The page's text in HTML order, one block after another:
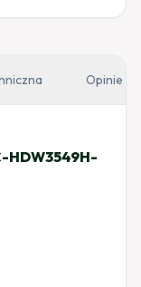
Opinie
HDW3549H-